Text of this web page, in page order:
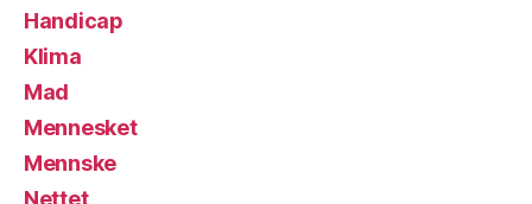
Handicap
Klima
Mad
Mennesket
Mennske
Nettet